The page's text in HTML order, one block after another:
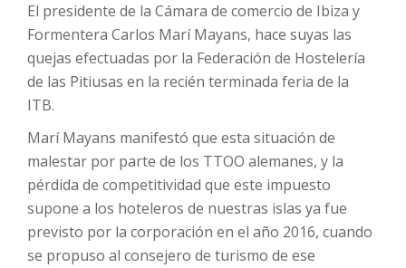
El presidente de la Cámara de comercio de Ibiza y
Formentera Carlos Marí Mayans, hace suyas las
quejas efectuadas por la Federación de Hostelería
de las Pitiusas en la recién terminada feria de la
ITB.
Marí Mayans manifestó que esta situación de
malestar por parte de los TTOO alemanes, y la
pérdida de competitividad que este impuesto
supone a los hoteleros de nuestras islas ya fue
previsto por la corporación en el año 2016, cuando
se propuso al consejero de turismo de ese